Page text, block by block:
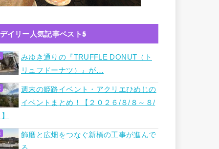
デイリー人気記事ベスト5
みゆき通りの『TRUFFLE DONUT（ト
リュフドーナツ）』が…
週末の姫路イベント・アクリエひめじの
イベントまとめ！【２０２６/８/８～８/
飾磨と広畑をつなぐ新橋の工事が進んで